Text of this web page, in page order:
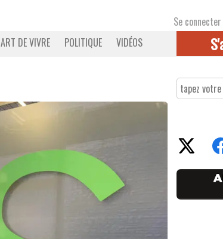
Se connecter
ART DE VIVRE POLITIQUE VIDÉOS